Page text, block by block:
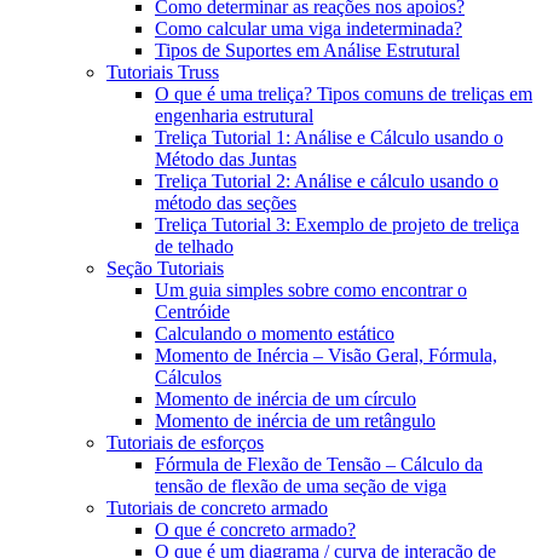
Como determinar as reações nos apoios?
Como calcular uma viga indeterminada?
Tipos de Suportes em Análise Estrutural
Tutoriais Truss
O que é uma treliça? Tipos comuns de treliças em
engenharia estrutural
Treliça Tutorial 1: Análise e Cálculo usando o
Método das Juntas
Treliça Tutorial 2: Análise e cálculo usando o
método das seções
Treliça Tutorial 3: Exemplo de projeto de treliça
de telhado
Seção Tutoriais
Um guia simples sobre como encontrar o
Centróide
Calculando o momento estático
Momento de Inércia – Visão Geral, Fórmula,
Cálculos
Momento de inércia de um círculo
Momento de inércia de um retângulo
Tutoriais de esforços
Fórmula de Flexão de Tensão – Cálculo da
tensão de flexão de uma seção de viga
Tutoriais de concreto armado
O que é concreto armado?
O que é um diagrama / curva de interação de